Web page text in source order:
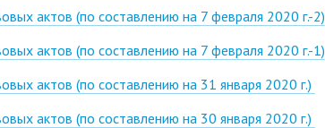
актов (по составлению на 7 февраля 2020 г.-2)
актов (по составлению на 7 февраля 2020 г.-1)
актов (по составлению на 31 января 2020 г.)
актов (по составлению на 30 января 2020 г.)